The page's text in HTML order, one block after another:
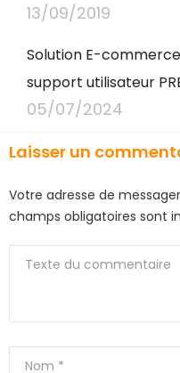
13/09/2019
Solution E-
support utilisateur
05/07/2024
Laisser un
Votre adresse de
champs obligatoires sont